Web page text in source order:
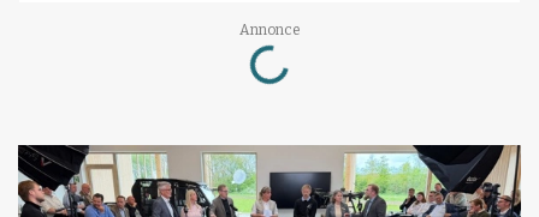
Annonce
Loading...